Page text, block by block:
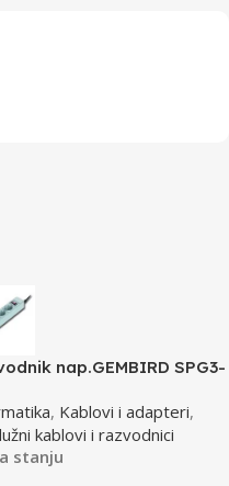
nap.GEMBIRD SPG3-
prenaponska zaštita
, Kablovi i adapteri,
kablovi i razvodnici
stanju